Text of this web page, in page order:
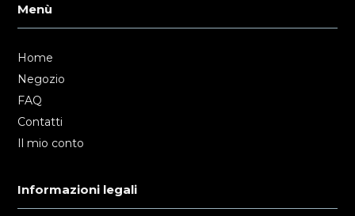
Menù
Home
Negozio
FAQ
Contatti
Il mio conto
Informazioni legali